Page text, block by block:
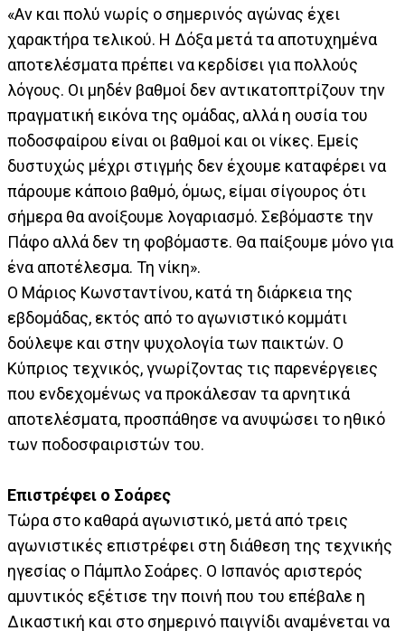
«Αν και πολύ νωρίς ο σημερινός αγώνας έχει
χαρακτήρα τελικού. Η Δόξα μετά τα αποτυχημένα
αποτελέσματα πρέπει να κερδίσει για πολλούς
λόγους. Οι μηδέν βαθμοί δεν αντικατοπτρίζουν την
πραγματική εικόνα της ομάδας, αλλά η ουσία του
ποδοσφαίρου είναι οι βαθμοί και οι νίκες. Εμείς
δυστυχώς μέχρι στιγμής δεν έχουμε καταφέρει να
πάρουμε κάποιο βαθμό, όμως, είμαι σίγουρος ότι
σήμερα θα ανοίξουμε λογαριασμό. Σεβόμαστε την
Πάφο αλλά δεν τη φοβόμαστε. Θα παίξουμε μόνο για
ένα αποτέλεσμα. Τη νίκη».
Ο Μάριος Κωνσταντίνου, κατά τη διάρκεια της
εβδομάδας, εκτός από το αγωνιστικό κομμάτι
δούλεψε και στην ψυχολογία των παικτών. Ο
Κύπριος τεχνικός, γνωρίζοντας τις παρενέργειες
που ενδεχομένως να προκάλεσαν τα αρνητικά
αποτελέσματα, προσπάθησε να ανυψώσει το ηθικό
των ποδοσφαιριστών του.
Επιστρέφει ο Σοάρες
Τώρα στο καθαρά αγωνιστικό, μετά από τρεις
αγωνιστικές επιστρέφει στη διάθεση της τεχνικής
ηγεσίας ο Πάμπλο Σοάρες. Ο Ισπανός αριστερός
αμυντικός εξέτισε την ποινή που του επέβαλε η
Δικαστική και στο σημερινό παιγνίδι αναμένεται να